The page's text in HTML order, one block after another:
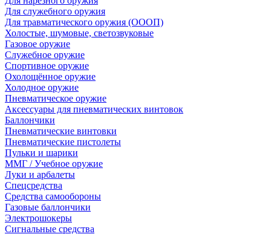
Для служебного оружия
Для травматического оружия (ОООП)
Холостые, шумовые, светозвуковые
Газовое оружие
Служебное оружие
Спортивное оружие
Охолощённое оружие
Холодное оружие
Пневматическое оружие
Аксессуары для пневматических винтовок
Баллончики
Пневматические винтовки
Пневматические пистолеты
Пульки и шарики
ММГ / Учебное оружие
Луки и арбалеты
Спецсредства
Средства самообороны
Газовые баллончики
Электрошокеры
Сигнальные средства